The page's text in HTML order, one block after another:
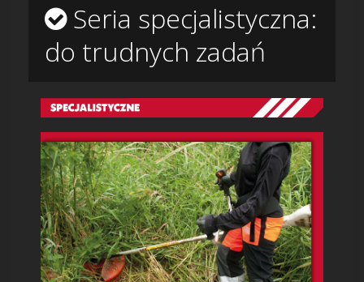
Seria specjalistyczna:
do trudnych zadań